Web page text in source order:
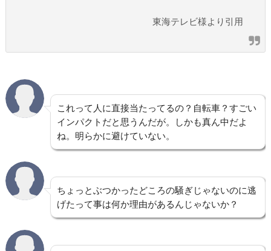
東海テレビ様より引用
これって人に直接当たってるの？自転車？すごい
インパクトだと思うんだが。しかも真ん中だよ
ね。明らかに避けていない。
ちょっとぶつかったどころの騒ぎじゃないのに逃
げたって事は何か理由があるんじゃないか？